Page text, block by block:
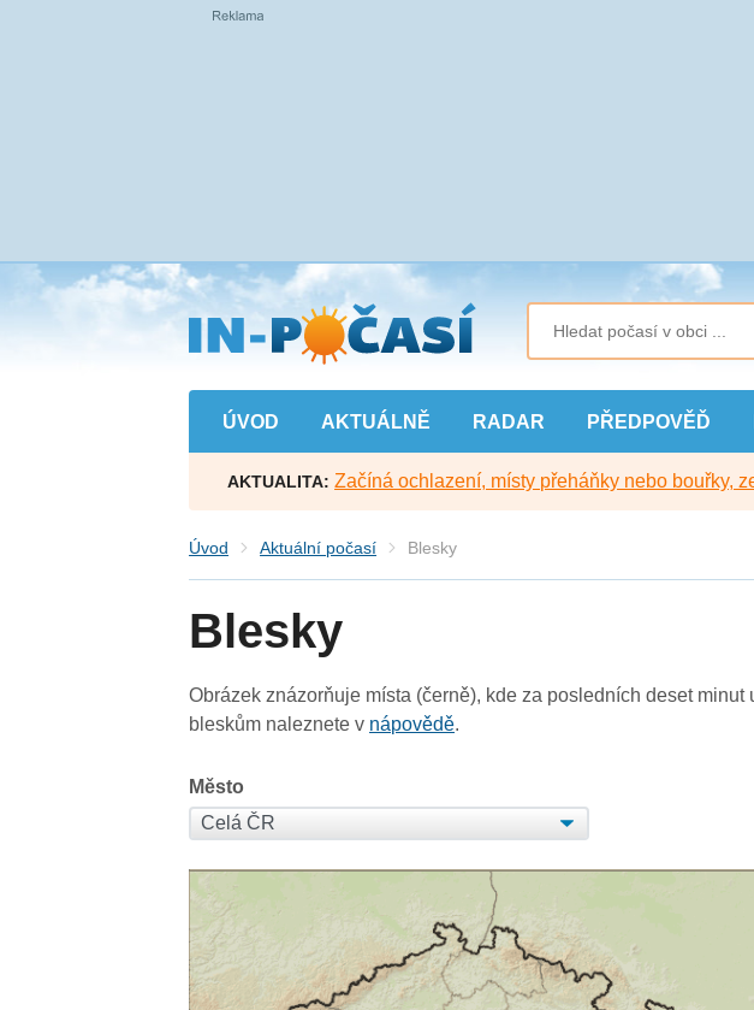
Přejít
na
hlavní
obsah
ÚVOD AKTUÁLNĚ RADAR PŘEDPOVĚĎ
AKTUALITA: Začíná ochlazení, místy přeháňky nebo bouřky,
Úvod Aktuální počasí Blesky
Blesky
Obrázek znázorňuje místa (černě), kde za posledních deset
bleskům naleznete v nápovědě.
Město